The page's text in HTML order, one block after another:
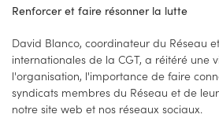
Renforcer et faire résonner la lutte
David Blanco, coordinateur du Réseau
internationales de la CGT, a réitéré une
l'organisation, l'importance de faire
syndicats membres du Réseau et de
notre site web et nos réseaux sociaux.